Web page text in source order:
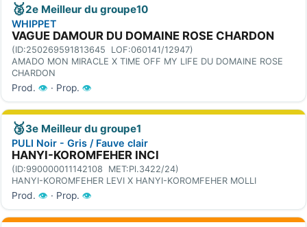
🥈2e Meilleur du groupe10
WHIPPET
VAGUE DAMOUR DU DOMAINE ROSE CHARDON
(ID:250269591813645 LOF:060141/12947)
AMADO MON MIRACLE X TIME OFF MY LIFE DU DOMAINE ROSE
CHARDON
Prod. 👁 · Prop. 👁
🥉3e Meilleur du groupe1
PULI Noir - Gris / Fauve clair
HANYI-KOROMFEHER INCI
(ID:990000011142108 MET:Pl.3422/24)
HANYI-KOROMFEHER LEVI X HANYI-KOROMFEHER MOLLI
Prod. 👁 · Prop. 👁